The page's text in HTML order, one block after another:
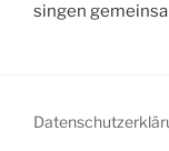
singen